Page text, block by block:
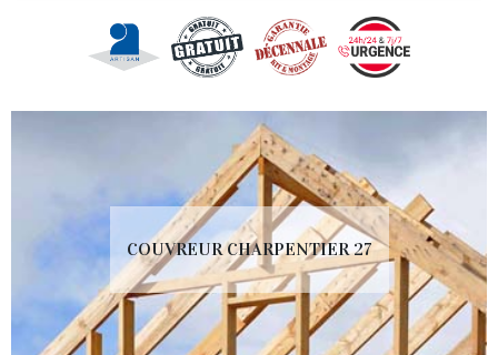
COUVREUR CHARPENTIER 27